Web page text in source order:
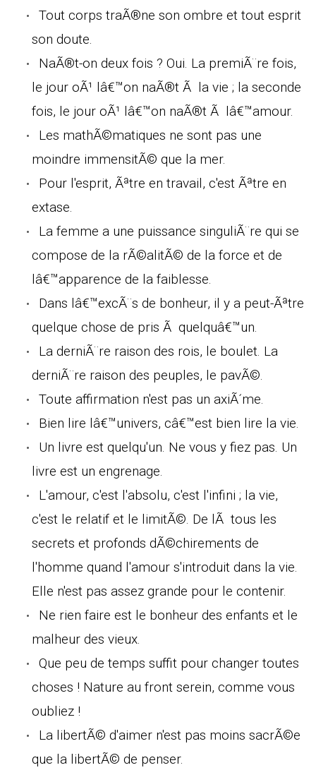
Tout corps traÃ®ne son ombre et tout esprit
son doute.
NaÃ®t-on deux fois ? Oui. La premiÃ¨re fois,
le jour oÃ¹ lâ€™on naÃ®t Ã la vie ; la seconde
fois, le jour oÃ¹ lâ€™on naÃ®t Ã lâ€™amour.
Les mathÃ©matiques ne sont pas une
moindre immensitÃ© que la mer.
Pour l'esprit, Ãªtre en travail, c'est Ãªtre en
extase.
La femme a une puissance singuliÃ¨re qui se
compose de la rÃ©alitÃ© de la force et de
lâ€™apparence de la faiblesse.
Dans lâ€™excÃ¨s de bonheur, il y a peut-Ãªtre
quelque chose de pris Ã quelquâ€™un.
La derniÃ¨re raison des rois, le boulet. La
derniÃ¨re raison des peuples, le pavÃ©.
Toute affirmation n'est pas un axiÃ´me.
Bien lire lâ€™univers, câ€™est bien lire la vie.
Un livre est quelqu'un. Ne vous y fiez pas. Un
livre est un engrenage.
L'amour, c'est l'absolu, c'est l'infini ; la vie,
c'est le relatif et le limitÃ©. De lÃ tous les
secrets et profonds dÃ©chirements de
l'homme quand l'amour s'introduit dans la vie.
Elle n'est pas assez grande pour le contenir.
Ne rien faire est le bonheur des enfants et le
malheur des vieux.
Que peu de temps suffit pour changer toutes
choses ! Nature au front serein, comme vous
oubliez !
La libertÃ© d'aimer n'est pas moins sacrÃ©e
que la libertÃ© de penser.